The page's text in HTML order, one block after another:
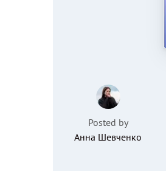
Posted by
Анна Шевченко